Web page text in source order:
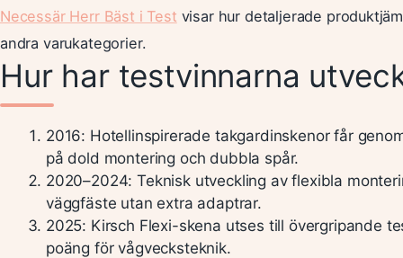
Necessär Herr Bäst i Test visar hur detaljerade
andra varukategorier.
Hur har testvinnarna
2016: Hotellinspirerade takgardinskenor får
på dold montering och dubbla spår.
2020–2024: Teknisk utveckling av flexibla
väggfäste utan extra adaptrar.
2025: Kirsch Flexi-skena utses till övergripande
poäng för vågvecksteknik.